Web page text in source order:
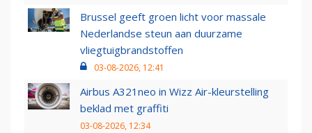
Brussel geeft groen licht voor massale
Nederlandse steun aan duurzame
vliegtuigbrandstoffen
03-08-2026, 12:41
Airbus A321neo in Wizz Air-kleurstelling
beklad met graffiti
03-08-2026, 12:34